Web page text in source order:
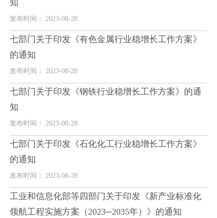
知
发布时间： 2023-08-28
七部门关于印发《有色金属行业稳增长工作方案》
的通知
发布时间： 2023-08-28
七部门关于印发《钢铁行业稳增长工作方案》的通
知
发布时间： 2023-08-28
七部门关于印发《石化化工行业稳增长工作方案》
的通知
发布时间： 2023-08-28
工业和信息化部等四部门关于印发《新产业标准化
领航工程实施方案（2023─2035年）》的通知